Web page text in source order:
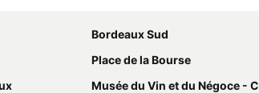
Bordeaux Sud
Place de la Bourse
Musée du Vin et du Négoce - Cellier des Chartrons